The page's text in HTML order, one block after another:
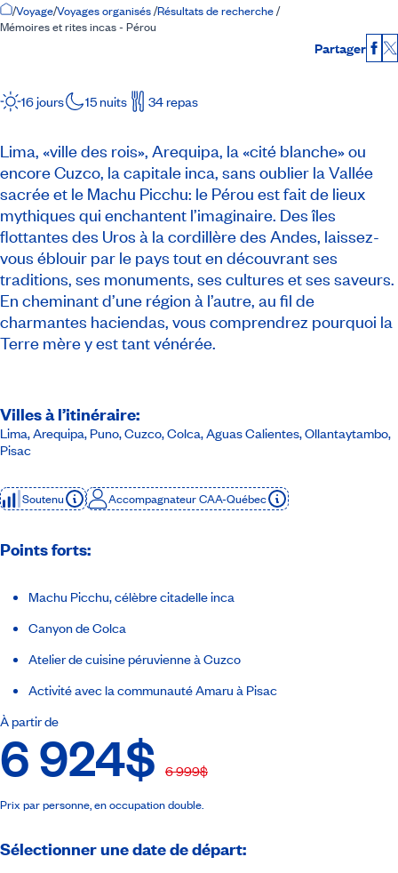
Accueil
/Voyage/Voyages organisés/Résultats de recherche/
Mémoires et rites incas - Pérou
Partager X
16 jours 15 nuits 34 repas
Lima, «ville des rois», Arequipa, la «cité blanche» ou
encore Cuzco, la capitale inca, sans oublier la Vallée
sacrée et le Machu Picchu: le Pérou est fait de lieux
mythiques qui enchantent l’imaginaire. Des îles
flottantes des Uros à la cordillère des Andes, laissez-
vous éblouir par le pays tout en découvrant ses
traditions, ses monuments, ses cultures et ses saveurs.
En cheminant d’une région à l’autre, au fil de
charmantes haciendas, vous comprendrez pourquoi la
Terre mère y est tant vénérée.
Villes à l’itinéraire:
Lima, Arequipa, Puno, Cuzco, Colca, Aguas Calientes, Ollantaytambo,
Pisac
Soutenu Accompagnateur CAA-Québec
Points forts:
Machu Picchu, célèbre citadelle inca
Canyon de Colca
Atelier de cuisine péruvienne à Cuzco
Activité avec la communauté Amaru à Pisac
À partir de
6 924$ 6 999$
Prix par personne, en occupation double.
Sélectionner une date de départ: